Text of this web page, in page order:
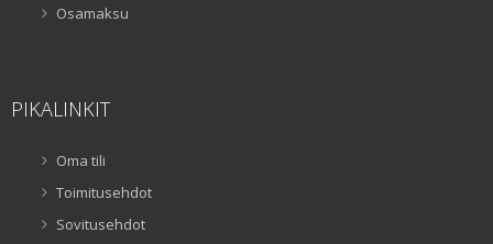
Osamaksu
PIKALINKIT
Oma tili
Toimitusehdot
Sovitusehdot